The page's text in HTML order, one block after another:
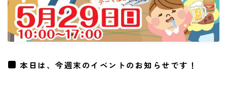
STAFF紹介
お仕事のご依頼・お問い合わせ
過去実績
本日は、今週末のイベントのお知らせです！